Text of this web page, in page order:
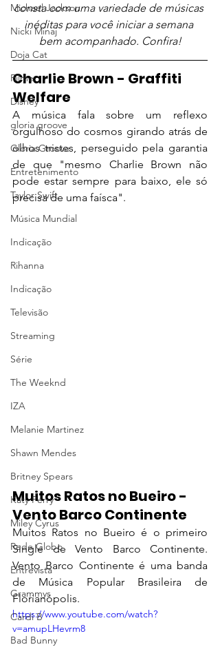
Michael Jackson
Nicki Minaj
Doja Cat
Filme
Disney
gloria groove
Gloria Groove
Entretenimento
Taylor Swift
Música Mundial
Indicação
Rihanna
Indicação
Televisão
Streaming
Série
The Weeknd
IZA
Melanie Martinez
Shawn Mendes
Britney Spears
Katy Perry
Miley Cyrus
Rede Globo
Entrevista
Grammys
Cardi B
Bad Bunny
consta com uma variedade de músicas
inéditas para você iniciar a semana
bem acompanhado. Confira!
Charlie Brown - Graffiti
Welfare
A música fala sobre um reflexo
orgulhoso do cosmos girando atrás de
olhos tristes, perseguido pela garantia
de que "mesmo Charlie Brown não
pode estar sempre para baixo, ele só
precisa de uma faísca".
Muitos Ratos no Bueiro -
Vento Barco Continente
Muitos Ratos no Bueiro é o primeiro
Single de Vento Barco Continente.
Vento Barco Continente é uma banda
de Música Popular Brasileira de
Florianópolis.
https://www.youtube.com/watch?
v=amupLHevrm8